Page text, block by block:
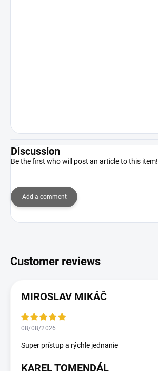
Discussion
Be the first who will post an article to this item!
Add a comment
MIROSLAV MIKÁČ
08/08/2026
Super prístup a rýchle jednanie
KAREL TOMENDÁL